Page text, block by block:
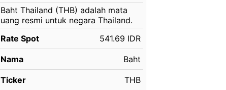
Baht Thailand (THB) adalah mata
uang resmi untuk negara Thailand.
Rate Spot
541.69 IDR
Nama Baht
Ticker THB